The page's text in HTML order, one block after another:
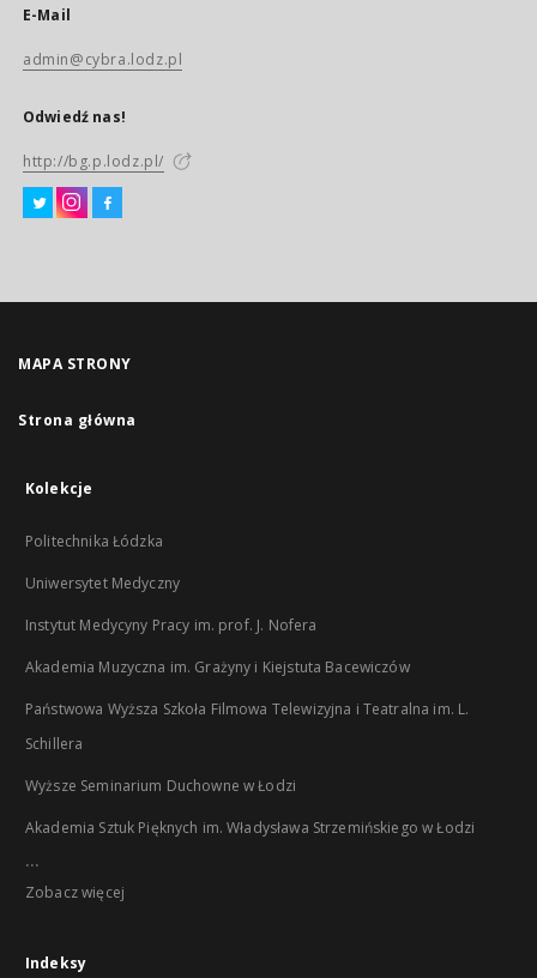
E-Mail
admin@cybra.lodz.pl
Odwiedź nas!
http://bg.p.lodz.pl/
MAPA STRONY
Strona główna
Kolekcje
Politechnika Łódzka
Uniwersytet Medyczny
Instytut Medycyny Pracy im. prof. J. Nofera
Akademia Muzyczna im. Grażyny i Kiejstuta Bacewiczów
Państwowa Wyższa Szkoła Filmowa Telewizyjna i Teatralna im. L.
Schillera
Wyższe Seminarium Duchowne w Łodzi
Akademia Sztuk Pięknych im. Władysława Strzemińskiego w Łodzi
...
Zobacz więcej
Indeksy